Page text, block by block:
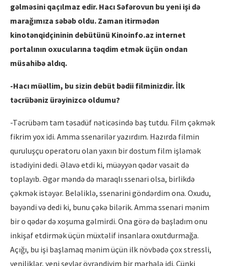
gəlməsini qaçılmaz edir. Hacı Səfərovun bu yeni işi də
marağımıza səbəb oldu. Zaman itirmədən
kinotənqidçininin debütünü Kinoinfo.az internet
portalının oxucularına təqdim etmək üçün ondan
müsahibə aldıq.
-Hacı müəllim, bu sizin debüt bədii filminizdir. İlk
təcrübəniz ürəyinizcə oldumu?
-Təcrübəm tam təsadüf nəticəsində baş tutdu. Film çəkmək
fikrim yox idi. Amma ssenarilər yazırdım. Hazırda filmin
quruluşçu operatoru olan yaxın bir dostum film işləmək
istədiyini dedi. Əlavə etdi ki, müəyyən qədər vəsait də
toplayıb. Əgər məndə də maraqlı ssenari olsa, birlikdə
çəkmək istəyər. Beləliklə, ssenarini göndərdim ona. Oxudu,
bəyəndi və dedi ki, bunu çəkə bilərik. Amma ssenari mənim
bir o qədər də xoşuma gəlmirdi. Ona görə də başladım onu
inkişaf etdirmək üçün müxtəlif insanlara oxutdurmağa.
Açığı, bu işi başlamaq mənim üçün ilk növbədə çox stressli,
yeniliklər, yeni şeylər öyrəndiyim bir mərhələ idi. Çünki